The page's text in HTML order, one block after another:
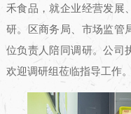
禾食品，就企业经营发展
研。区商务局、市场监管
位负责人陪同调研。公司
欢迎调研组莅临指导工作。